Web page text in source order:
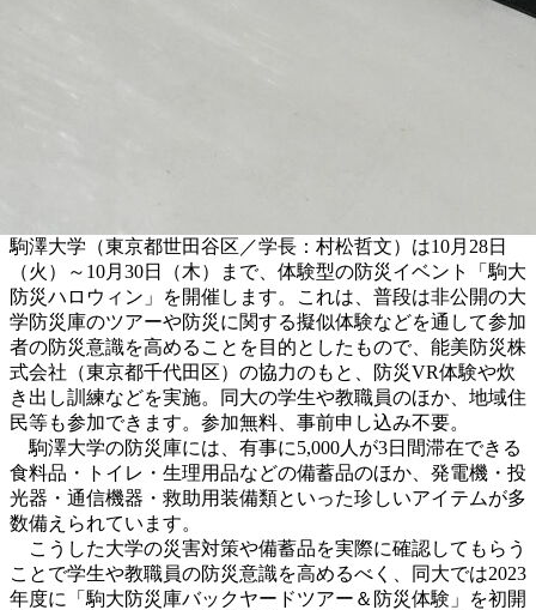
駒澤大学（東京都世田谷区／学長：村松哲文）は10月28日
（火）～10月30日（木）まで、体験型の防災イベント「駒大
防災ハロウィン」を開催します。これは、普段は非公開の大
学防災庫のツアーや防災に関する擬似体験などを通して参加
者の防災意識を高めることを目的としたもので、能美防災株
式会社（東京都千代田区）の協力のもと、防災VR体験や炊
き出し訓練などを実施。同大の学生や教職員のほか、地域住
民等も参加できます。参加無料、事前申し込み不要。
駒澤大学の防災庫には、有事に5,000人が3日間滞在できる
食料品・トイレ・生理用品などの備蓄品のほか、発電機・投
光器・通信機器・救助用装備類といった珍しいアイテムが多
数備えられています。
こうした大学の災害対策や備蓄品を実際に確認してもらう
ことで学生や教職員の防災意識を高めるべく、同大では2023
年度に「駒大防災庫バックヤードツアー＆防災体験」を初開